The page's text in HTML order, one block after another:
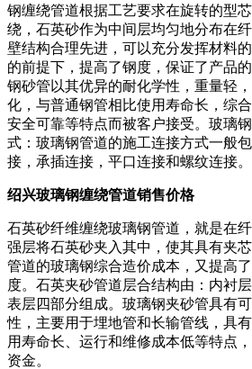
钢缠绕管道根据工艺要求在旋转的型
绕，石英砂作为中间层均匀地分布在
壁结构合理先进，可以充分发挥材料
的前提下，提高了钢度，保证了产品
钢砂管以其优异的耐化学性，重量轻
化，与普通钢管相比使用寿命长，综
安全可靠等特点而被客户接受。玻璃
式：玻璃钢管道的施工连接方式一般
接，承插连接，平口连接和螺纹连接。
绍兴玻璃钢缠绕管道销售价格
石英砂纤维缠绕玻璃钢管道，就是在
强层将石英砂夹入其中，使其具有夹
管道的玻璃钢综合造价成本，又提高
度。石英夹砂管道层合结构由：内衬
表层四部分组成。玻璃钢夹砂管具有
性，主要用于埋地管和长输管线，具
用寿命长、运行和维修成本低等特点
资金。